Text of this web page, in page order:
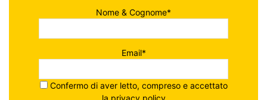
Nome & Cognome*
Email*
Confermo di aver letto, compreso e accettato
la privacy policy